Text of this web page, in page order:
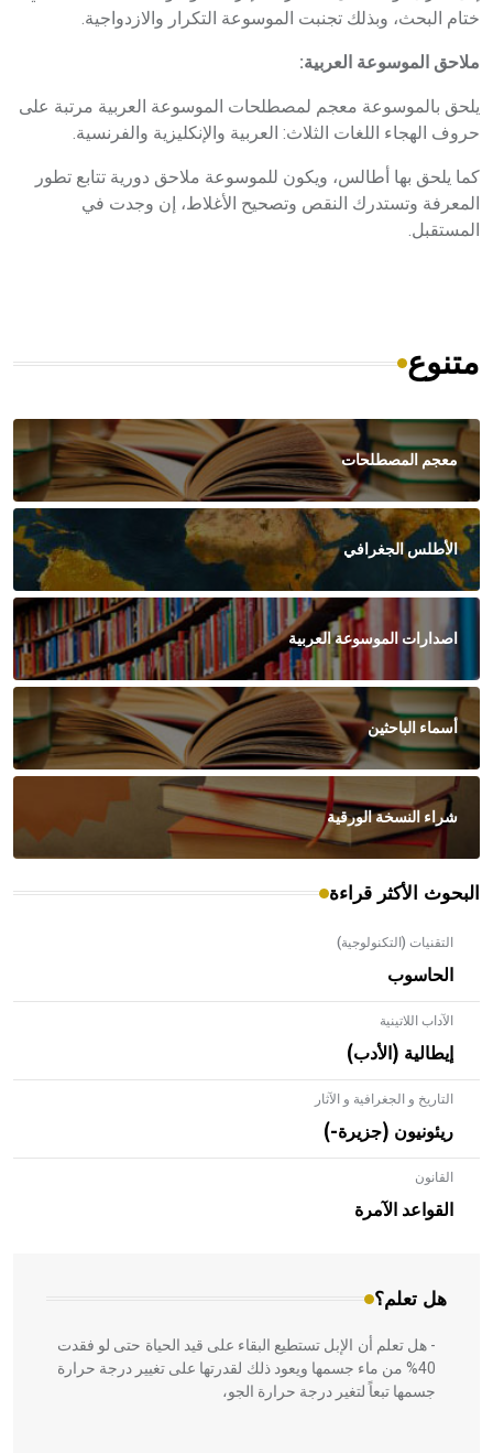
ختام البحث، وبذلك تجنبت الموسوعة التكرار والازدواجية.
ملاحق الموسوعة العربية:
يلحق بالموسوعة معجم لمصطلحات الموسوعة العربية مرتبة على
حروف الهجاء اللغات الثلاث: العربية والإنكليزية والفرنسية.
كما يلحق بها أطالس، ويكون للموسوعة ملاحق دورية تتابع تطور
المعرفة وتستدرك النقص وتصحيح الأغلاط، إن وجدت في
المستقبل.
متنوع
معجم المصطلحات
الأطلس الجغرافي
اصدارات الموسوعة العربية
أسماء الباحثين
شراء النسخة الورقية
البحوث الأكثر قراءة
التقنيات (التكنولوجية)
الحاسوب
الآداب اللاتينية
إيطالية (الأدب)
التاريخ و الجغرافية و الآثار
ريئونيون (جزيرة-)
القانون
القواعد الآمرة
هل تعلم؟
- هل تعلم أن الأبلق نوع من الفنون الهندسية التي ارتبطت
بالعمارة الإسلامية في بلاد الشام ومصر خاصة، حيث يحرص
المعمار على بناء مداميكه وخاصة في الواجهات
- هل تعلم أن الإبل تستطيع البقاء على قيد الحياة حتى لو فقدت
40% من ماء جسمها ويعود ذلك لقدرتها على تغيير درجة حرارة
جسمها تبعاً لتغير درجة حرارة الجو،